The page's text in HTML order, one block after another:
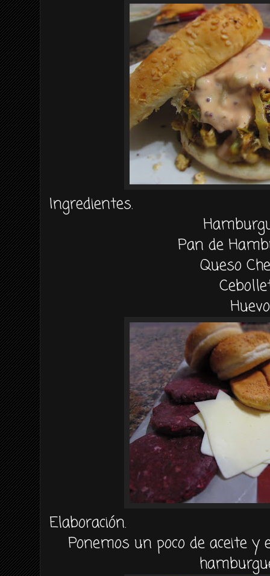
Ingredientes.
Pan de
Queso
Huevo
Elaboración.
Ponemos un poco de aceite y